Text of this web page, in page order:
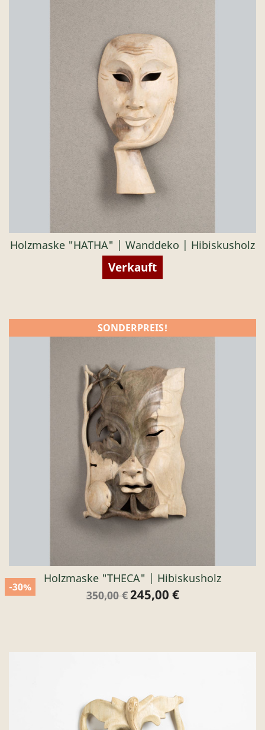
Holzmaske "HATHA" | Wanddeko | Hibiskusholz
Verkauft
Holzmaske "THECA" | Hibiskusholz
Verkaufspreis
350,00 €
-30%
Preis
245,00 €
SONDERPREIS!